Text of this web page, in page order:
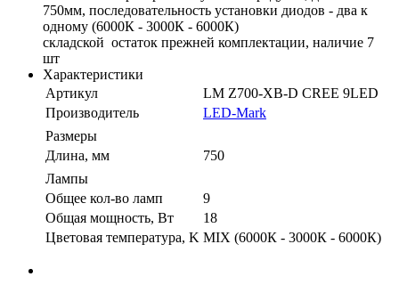
750мм, последовательность установки диодов - два к
одному (6000К - 3000К - 6000К)
складской остаток прежней комплектации, наличие 7
шт
Характеристики
Артикул
LM Z700-XB-D CREE 9LED
Производитель
LED-Mark
Размеры
Длина, мм
750
Лампы
Общее кол-во ламп
9
Общая мощность, Вт
18
Цветовая температура, K MIX (6000К - 3000К - 6000К)